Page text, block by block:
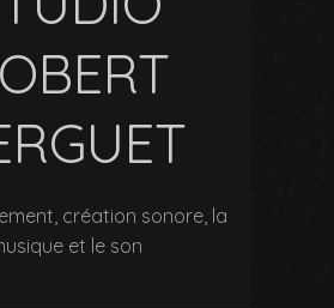
création sonore, la
et le son